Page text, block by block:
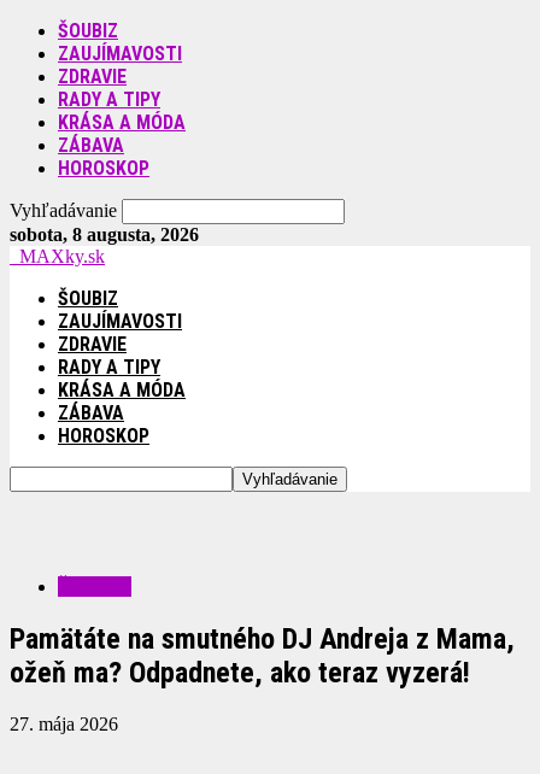
ŠOUBIZ
ZAUJÍMAVOSTI
ZDRAVIE
RADY A TIPY
KRÁSA A MÓDA
ZÁBAVA
HOROSKOP
Vyhľadávanie
sobota, 8 augusta, 2026
MAXky.sk
ŠOUBIZ
ZAUJÍMAVOSTI
ZDRAVIE
RADY A TIPY
KRÁSA A MÓDA
ZÁBAVA
HOROSKOP
Pamätáte na smutného DJ Andreja z Mama,
ožeň ma? Odpadnete, ako teraz vyzerá!
27. mája 2026